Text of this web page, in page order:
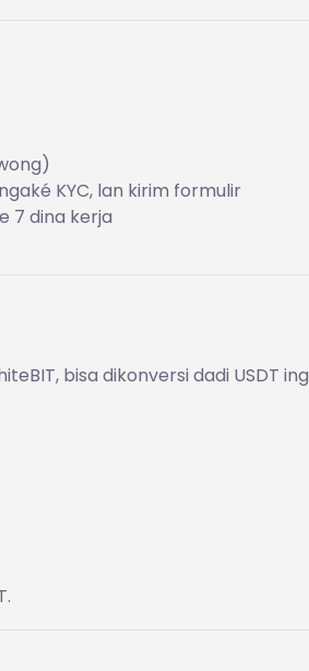
KYC, lan kirim formulir
7 dina kerja
bisa dikonversi dadi USDT ing